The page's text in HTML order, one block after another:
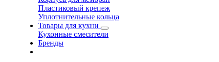
Пластиковый крепеж
Уплотнительные кольца
Товары для кухни
Кухонные смесители
Бренды